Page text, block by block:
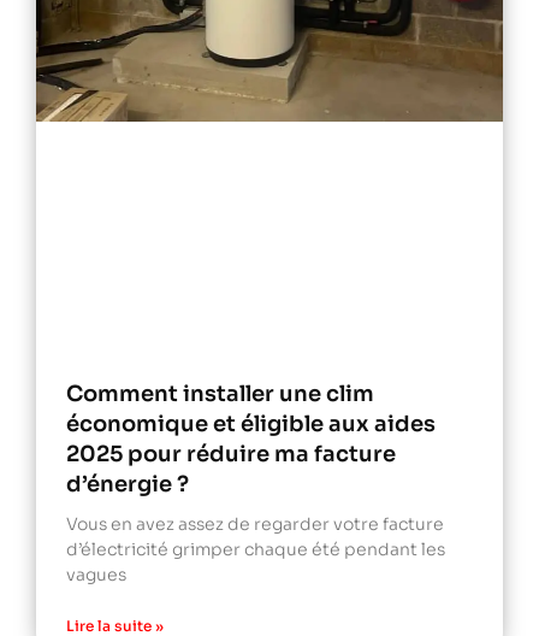
Comment installer une clim
économique et éligible aux aides
2025 pour réduire ma facture
d’énergie ?
Vous en avez assez de regarder votre facture
d’électricité grimper chaque été pendant les
vagues
Lire la suite »